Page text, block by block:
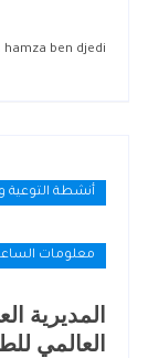
hamza ben djedi
أنشطة
معلومات
المديرية
العالمي